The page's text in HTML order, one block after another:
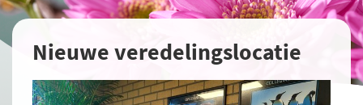
Nieuwe veredelingslocatie